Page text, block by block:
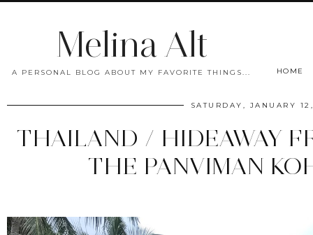
Melina Alt
A PERSONAL BLOG ABOUT MY FAVORITE THINGS... HOME
SATURDAY, JANUARY
THAILAND / HIDEAWAY
THE PANVIMAN